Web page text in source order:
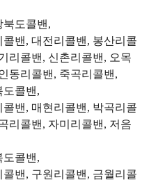
북도콜밴,
밴, 대전리콜밴, 봉산리콜
리콜밴, 신촌리콜밴, 오목
동리콜밴, 죽곡리콜밴,
도콜밴,
밴, 매현리콜밴, 박곡리콜
리콜밴, 자미리콜밴, 저음
도콜밴,
밴, 구원리콜밴, 금월리콜